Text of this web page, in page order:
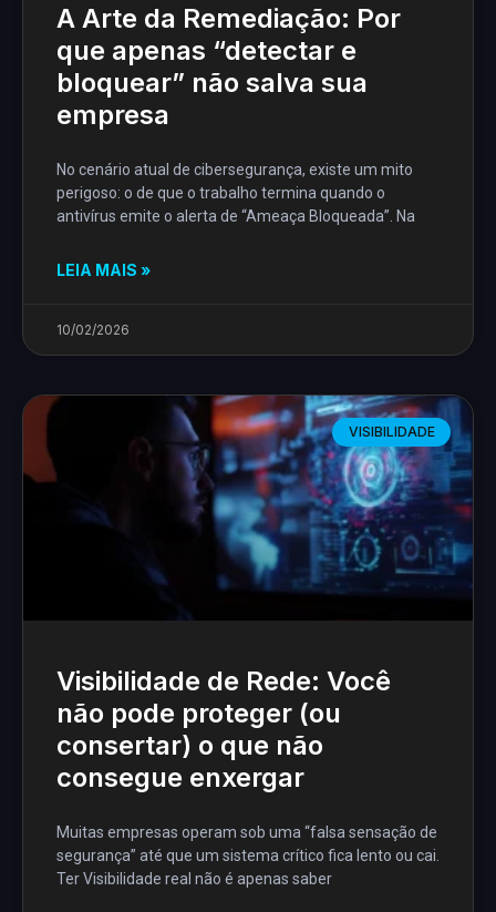
A Arte da Remediação: Por
que apenas “detectar e
bloquear” não salva sua
empresa
No cenário atual de cibersegurança, existe um mito
perigoso: o de que o trabalho termina quando o
antivírus emite o alerta de “Ameaça Bloqueada”. Na
LEIA MAIS »
10/02/2026
VISIBILIDADE
Visibilidade de Rede: Você
não pode proteger (ou
consertar) o que não
consegue enxergar
Muitas empresas operam sob uma “falsa sensação de
segurança” até que um sistema crítico fica lento ou cai.
Ter Visibilidade real não é apenas saber